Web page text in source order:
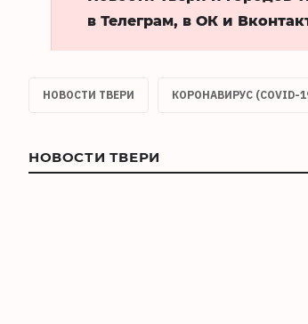
в Телеграм, в ОК и
НОВОСТИ ТВЕРИ КОРОНАВИРУС (COVID-
НОВОСТИ ТВЕРИ